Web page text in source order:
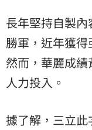
長年堅持自製
勝軍，近年獲得
然而，華麗成
人力投入。
據了解，三立